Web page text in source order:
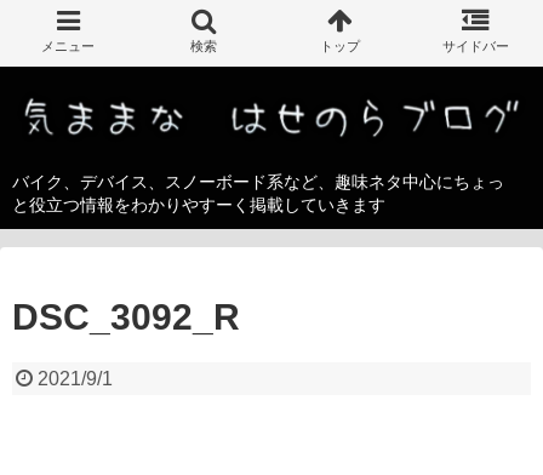
バイク、デバイス、スノーボード系など、趣味ネタ中心にちょっ
と役立つ情報をわかりやすーく掲載していきます
DSC_3092_R
2021/9/1